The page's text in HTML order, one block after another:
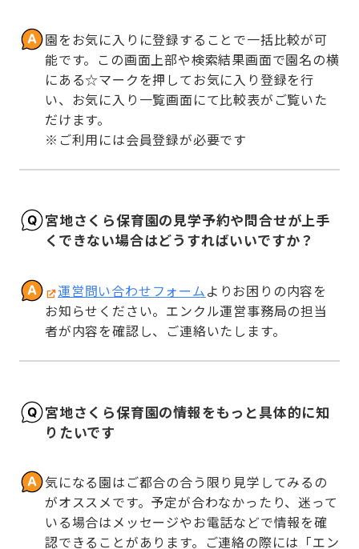
園をお気に入りに登録することで一括比較が可
能です。この画面上部や検索結果画面で園名の横
にある☆マークを押してお気に入り登録を行
い、お気に入り一覧画面にて比較表がご覧いた
だけます。
※ご利用には会員登録が必要です
宮地さくら保育園の見学予約や問合せが上手
くできない場合はどうすればいいですか？
運営問い合わせフォームよりお困りの内容を
お知らせください。エンクル運営事務局の担当
者が内容を確認し、ご連絡いたします。
宮地さくら保育園の情報をもっと具体的に知
りたいです
気になる園はご都合の合う限り見学してみるの
がオススメです。予定が合わなかったり、迷って
いる場合はメッセージやお電話などで情報を確
認できることがあります。ご連絡の際には「エン